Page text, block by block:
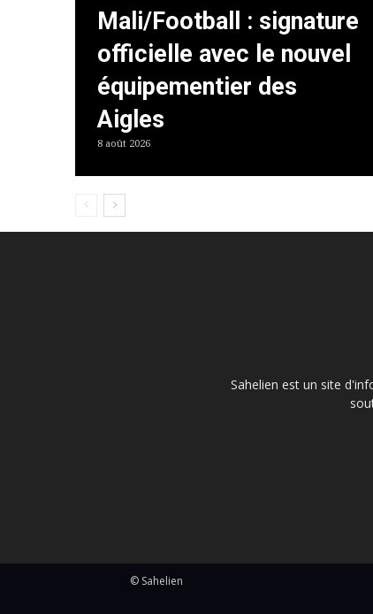
Mali/Football : signature
officielle avec le nouvel
équipementier des
Aigles
8 août 2026
Sahelien est un site
© Sahelien